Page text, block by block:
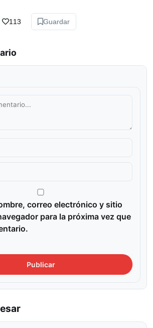
113 Guardar
correo electrónico y sitio
para la próxima vez que